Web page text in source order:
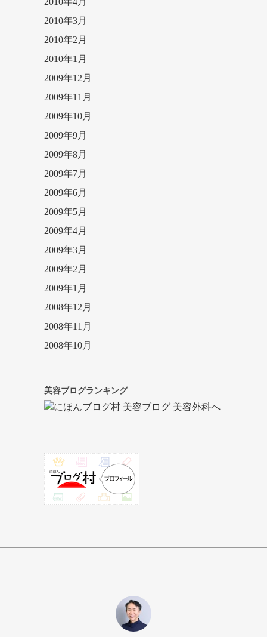
2010年3月
2010年2月
2010年1月
2009年12月
2009年11月
2009年10月
2009年9月
2009年8月
2009年7月
2009年6月
2009年5月
2009年4月
2009年3月
2009年2月
2009年1月
2008年12月
2008年11月
2008年10月
美容ブログランキング